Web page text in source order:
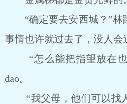
“确定要去安西城？”林
事情也许就过去了，没人会
“怎么能把指望放在也
dao。
“我父母，他们可以找